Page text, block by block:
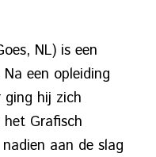
NL) is een
een opleiding
ging hij zich
Grafisch
aan de slag